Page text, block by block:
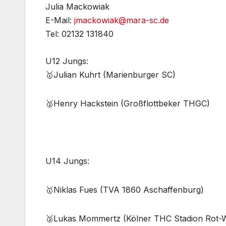
Julia Mackowiak
E-Mail: jmackowiak@mara-sc.de
Tel: 02132 131840
U12 Jungs:​
🥇Julian Kuhrt (Marienburger SC)
🥈Henry Hackstein (Großflottbeker THGC)
U14 Jungs:
🥇Niklas Fues (TVA 1860 Aschaffenburg)
🥈Lukas Mommertz (Kölner THC Stadion Rot-